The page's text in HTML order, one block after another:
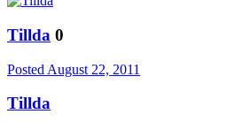
Tillda 0
Posted August 22, 2011
Tillda